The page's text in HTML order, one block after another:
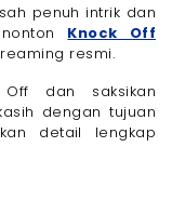
penuh intrik dan
Knock Off
resmi.
dan saksikan
dengan tujuan
detail lengkap